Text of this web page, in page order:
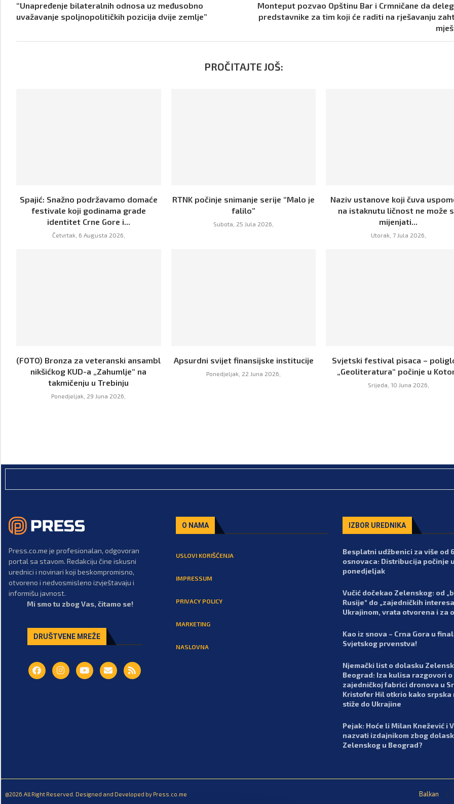
“Unapređenje bilateralnih odnosa uz međusobno
uvažavanje spoljnopolitičkih pozicija dvije zemlje”
Monteput pozvao Opštinu Bar i Crmničane da
predstavnike za tim koji će raditi na rješavanju
PROČITAJTE JOŠ:
Spajić: Snažno podržavamo domaće
festivale koji godinama grade
identitet Crne Gore i...
Četvrtak, 6 Augusta 2026,
RTNK počinje snimanje serije “Malo je
falilo”
Subota, 25 Jula 2026,
Naziv ustanove koji čuva
na istaknutu ličnost ne može
mijenjati...
Utorak, 7 Jula 2026,
(FOTO) Bronza za veteranski ansambl
nikšićkog KUD-a „Zahumlje“ na
takmičenju u Trebinju
Ponedjeljak, 29 Juna 2026,
Apsurdni svijet finansijske institucije
Ponedjeljak, 22 Juna 2026,
Svjetski festival pisaca –
„Geoliteratura“ počinje u
Srijeda, 10 Juna 2026,
Press.co.me je profesionalan, odgovoran
portal sa stavom. Redakciju čine iskusni
urednici i novinari koji beskompromisno,
otvoreno i nedvosmisleno izvještavaju i
informišu javnost.
Mi smo tu zbog Vas, čitamo se!
DRUŠTVENE MREŽE
O NAMA
USLOVI KORIŠĆENJA
IMPRESSUM
PRIVACY POLICY
MARKETING
NASLOVNA
IZBOR UREDNIKA
Besplatni udžbenici za više od
osnovaca: Distribucija počinje u
ponedjeljak
Vučić dočekao Zelenskog: od
Rusije“ do „zajedničkih
Ukrajinom, vrata otvorena i za
Kao iz snova – Crna Gora u
Svjetskog prvenstva!
Njemački list o dolasku
Beograd: Iza kulisa razgovori o
zajedničkoj fabrici dronova u
Kristofer Hil otkrio kako srpska
stiže do Ukrajine
Pejak: Hoće li Milan Knežević i
nazvati izdajnikom zbog
Zelenskog u Beograd?
@2026.All Right Reserved. Designed and Developed by Press.co.me Balkan